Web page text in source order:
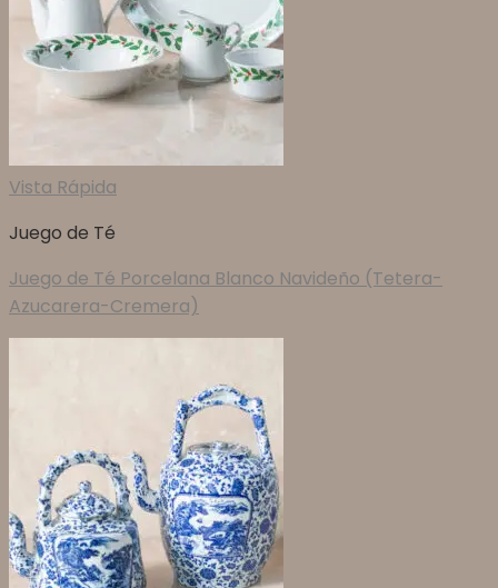
Vista Rápida
Juego de Té
Juego de Té Porcelana Blanco Navideño (Tetera-
Azucarera-Cremera)